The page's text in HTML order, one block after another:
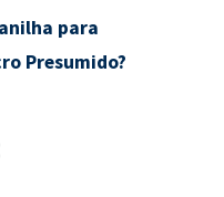
para
Presumido?